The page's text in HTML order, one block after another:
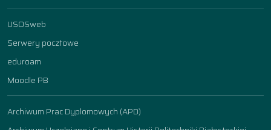
USOSweb
Serwery pocztowe
eduroam
Moodle PB
Archiwum Prac Dyplomowych (APD)